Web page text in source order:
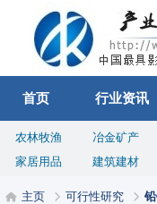
首页 行业资讯
农林牧渔 冶金矿产
家居用品
建筑建材
主页 可行性研究